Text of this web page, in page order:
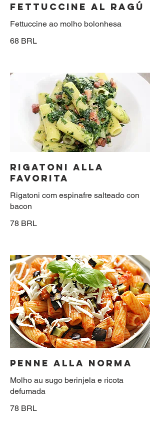
FETTUCCINE AL RAGÚ
Fettuccine ao molho bolonhesa
68 BRL
RIGATONI ALLA
FAVORITA
Rigatoni com espinafre salteado con
bacon
78 BRL
PENNE ALLA NORMA
Molho au sugo berinjela e ricota
defumada
78 BRL